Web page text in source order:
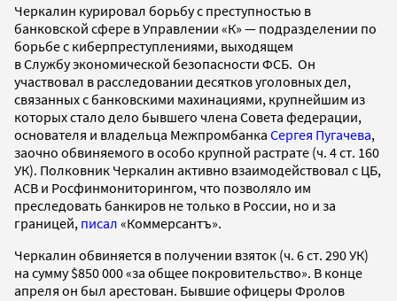
Черкалин курировал борьбу с преступностью в
банковской сфере в Управлении «К» — подразделении по
борьбе с киберпреступлениями, выходящем
в Службу экономической безопасности ФСБ. Он
участвовал в расследовании десятков уголовных дел,
связанных с банковскими махинациями, крупнейшим из
которых стало дело бывшего члена Совета федерации,
основателя и владельца Межпромбанка Сергея Пугачева,
заочно обвиняемого в особо крупной растрате (ч. 4 ст. 160
УК). Полковник Черкалин активно взаимодействовал с ЦБ,
АСВ и Росфинмониторингом, что позволяло им
преследовать банкиров не только в России, но и за
границей, писал «Коммерсантъ».
Черкалин обвиняется в получении взяток (ч. 6 ст. 290 УК)
на сумму $850 000 «за общее покровительство». В конце
апреля он был арестован. Бывшие офицеры Фролов